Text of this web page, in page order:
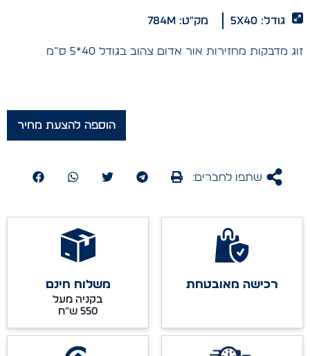
גודל: 5x40 מק"ט: 784m
זוג מדבקות מחזירות אור אדום צהוב בגודל 40*5 ס”מ
הוספה להצעת מחיר
שתפו לחברים:
רכישה מאובטחת משלוח חינם
בקניה מעל